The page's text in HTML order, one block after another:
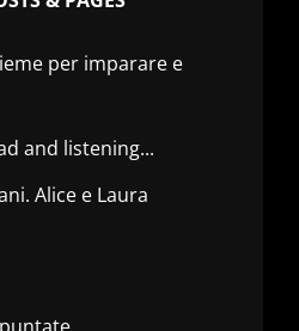
per imparare e
and listening...
Alice e Laura